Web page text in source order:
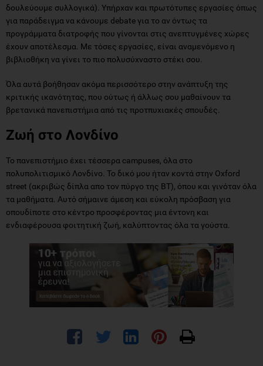
δουλεύουμε συλλογικά). Υπήρχαν και πρωτότυπες εργασίες όπως
για παράδειγμα να κάνουμε debate για το αν όντως τα
προγράμματα διατροφής που γίνονται στις ανεπτυγμένες χώρες
έχουν αποτέλεσμα. Με τόσες εργασίες, είναι αναμενόμενο η
βιβλιοθήκη να γίνει το πιο πολυσύχναστο στέκι σου.
Όλα αυτά βοήθησαν ακόμα περισσότερο στην ανάπτυξη της
κριτικής ικανότητας, που ούτως ή άλλως σου μαθαίνουν τα
βρετανικά πανεπιστήμια από τις προτπυχιακές σπουδές.
Ζωή στο Λονδίνο
Το πανεπιστήμιο έχει τέσσερα campuses, όλα στο
πολυπολιτισμικό Λονδίνο. Το δικό μου ήταν κοντά στην Oxford
street (ακριβώς δίπλα απο τον πύργο της BT), όπου και γινόταν όλα
τα μαθήματα. Αυτό σήμαινε άμεση και εύκολη πρόσβαση για
οπουδίποτε στο κέντρο προσφέροντας μια έντονη και
ενδιαφέρουσα φοιτητική ζωή, καλύπτοντας όλα τα γούστα.